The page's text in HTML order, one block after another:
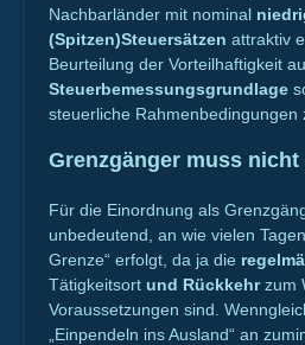
Nachbarländer mit nominal
(Spitzen)Steuersätzen attraktiv
Beurteilung der Vorteilhaftigkeit
Steuerbemessungsgrundlage
steuerliche Rahmenbedingungen
Grenzgänger muss nicht
Für die Einordnung als
unbedeutend, an wie vielen
Grenze“ erfolgt, da ja die
Tätigkeitsort und Rückkehrzum
Voraussetzungen sind.
„Einpendeln ins Ausland“ an